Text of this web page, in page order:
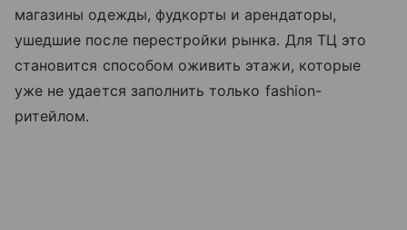
магазины одежды, фудкорты и арендаторы,
ушедшие после перестройки рынка. Для ТЦ это
становится способом оживить этажи, которые
уже не удается заполнить только fashion-
ритейлом.